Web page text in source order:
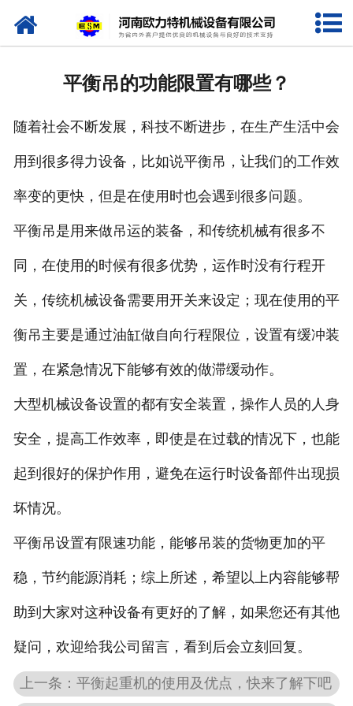
网站首页
企业相册
资质荣誉
联系我们
平衡吊的功能限置有哪些？
随着社会不断发展，科技不断进步，在生产生活中会
用到很多得力设备，比如说平衡吊，让我们的工作效
率变的更快，但是在使用时也会遇到很多问题。
平衡吊是用来做吊运的装备，和传统机械有很多不
同，在使用的时候有很多优势，运作时没有行程开
关，传统机械设备需要用开关来设定；现在使用的平
衡吊主要是通过油缸做自向行程限位，设置有缓冲装
置，在紧急情况下能够有效的做滞缓动作。
大型机械设备设置的都有安全装置，操作人员的人身
安全，提高工作效率，即使是在过载的情况下，也能
起到很好的保护作用，避免在运行时设备部件出现损
坏情况。
平衡吊设置有限速功能，能够吊装的货物更加的平
稳，节约能源消耗；综上所述，希望以上内容能够帮
助到大家对这种设备有更好的了解，如果您还有其他
疑问，欢迎给我公司留言，看到后会立刻回复。
上一条：平衡起重机的使用及优点，快来了解下吧